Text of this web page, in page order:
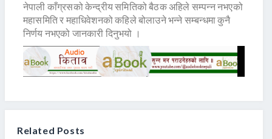
नेपाली काँग्रसको केन्द्रीय समितिको बैठक अहिले सम्पन्न नभएको
महासमिति र महाधिवेशनको कहिले बोलाउने भन्ने सम्बन्धमा कुनै
निर्णय नभएको जानकारी दिनुभयो ।
Related Posts